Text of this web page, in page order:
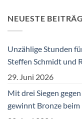
NEUESTE
Unzählige Stunden
Steffen Schmidt und
29. Juni 2026
Mit drei Siegen
gewinnt Bronze